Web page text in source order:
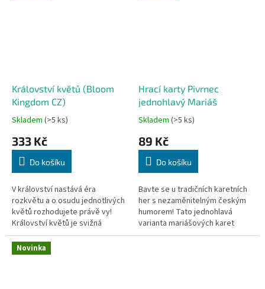
Království květů (Bloom
Kingdom CZ)
Skladem (>5 ks)
333 Kč
Do košíku
V království nastává éra
rozkvětu a o osudu jednotlivých
květů rozhodujete právě vy!
Království květů je svižná
taktizovací karetní hra, ve které
hráči současně vykládají karty...
Hrací karty Pivrnec
jednohlavý Mariáš
Skladem (>5 ks)
89 Kč
Do košíku
Bavte se u tradičních karetních
her s nezaměnitelným českým
humorem! Tato jednohlavá
varianta mariášových karet
nabízí plnoformátové kreslené
Novinka